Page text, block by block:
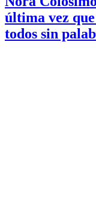
última vez
todos sin